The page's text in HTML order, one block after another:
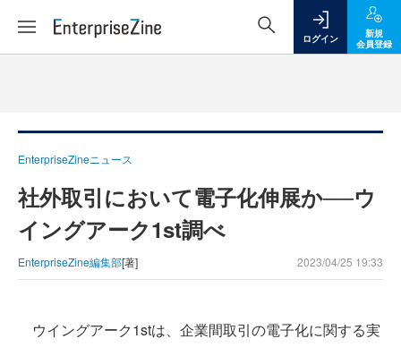
ログイン
新規
会員登録
EnterpriseZineニュース
社外取引において電子化伸展か──ウ
イングアーク1st調べ
EnterpriseZine編集部[著] 2023/04/25 19:33
ウイングアーク1stは、企業間取引の電子化に関する実